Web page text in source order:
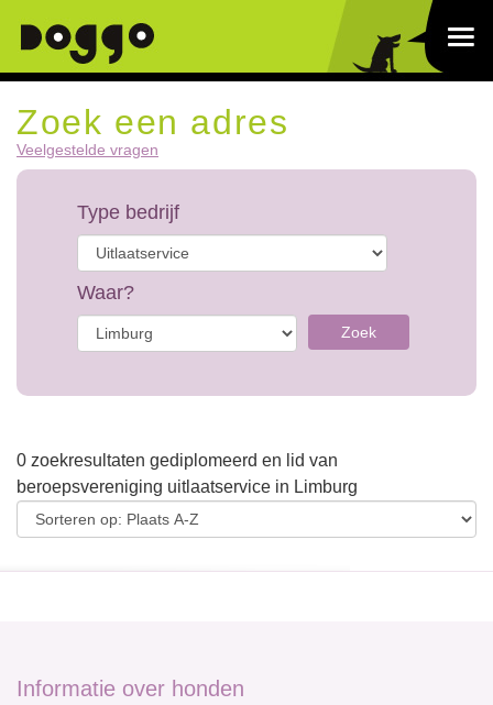
Zoek een adres
Veelgestelde vragen
Type bedrijf
Waar?
Zoek
0 zoekresultaten gediplomeerd en lid van
beroepsvereniging uitlaatservice in Limburg
Informatie over honden